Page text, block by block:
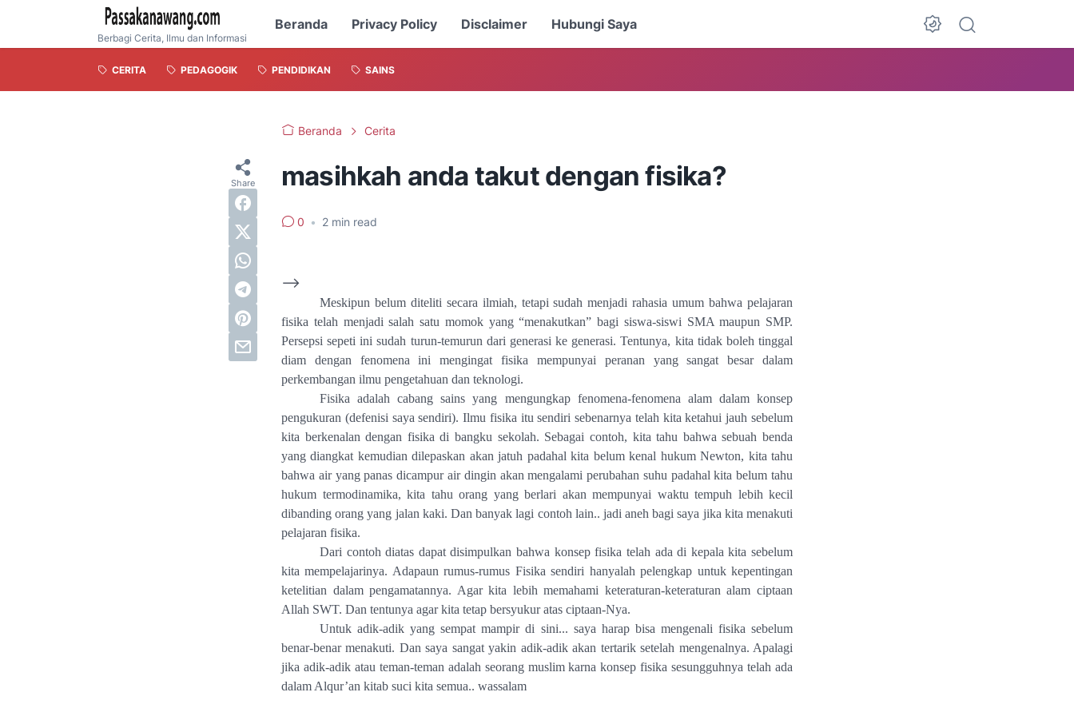
Berbagi Cerita, Ilmu dan Informasi
Beranda Privacy Policy Disclaimer Hubungi Saya
CERITA PEDAGOGIK PENDIDIKAN SAINS
Beranda Cerita
masihkah anda takut dengan fisika?
0 • 2 min read
-->
Meskipun belum diteliti secara ilmiah, tetapi sudah menjadi rahasia umum bahwa pelajaran
fisika telah menjadi salah satu momok yang “menakutkan” bagi siswa-siswi SMA maupun SMP.
Persepsi sepeti ini sudah turun-temurun dari generasi ke generasi. Tentunya, kita tidak boleh tinggal
diam dengan fenomena ini mengingat fisika mempunyai peranan yang sangat besar dalam
perkembangan ilmu pengetahuan dan teknologi.
Fisika adalah cabang sains yang mengungkap fenomena-fenomena alam dalam konsep
pengukuran (defenisi saya sendiri). Ilmu fisika itu sendiri sebenarnya telah kita ketahui jauh sebelum
kita berkenalan dengan fisika di bangku sekolah. Sebagai contoh, kita tahu bahwa sebuah benda
yang diangkat kemudian dilepaskan akan jatuh padahal kita belum kenal hukum Newton, kita tahu
bahwa air yang panas dicampur air dingin akan mengalami perubahan suhu padahal kita belum tahu
hukum termodinamika, kita tahu orang yang berlari akan mempunyai waktu tempuh lebih kecil
dibanding orang yang jalan kaki. Dan banyak lagi contoh lain.. jadi aneh bagi saya jika kita menakuti
pelajaran fisika.
Dari contoh diatas dapat disimpulkan bahwa konsep fisika telah ada di kepala kita sebelum
kita mempelajarinya. Adapaun rumus-rumus Fisika sendiri hanyalah pelengkap untuk kepentingan
ketelitian dalam pengamatannya. Agar kita lebih memahami keteraturan-keteraturan alam ciptaan
Allah SWT. Dan tentunya agar kita tetap bersyukur atas ciptaan-Nya.
Untuk adik-adik yang sempat mampir di sini... saya harap bisa mengenali fisika sebelum
benar-benar menakuti. Dan saya sangat yakin adik-adik akan tertarik setelah mengenalnya. Apalagi
jika adik-adik atau teman-teman adalah seorang muslim karna konsep fisika sesungguhnya telah ada
dalam Alqur’an kitab suci kita semua.. wassalam